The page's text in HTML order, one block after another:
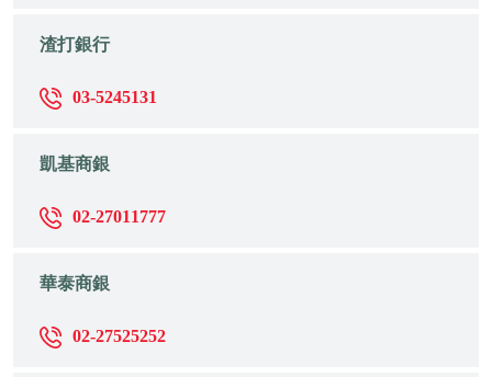
渣打銀行
03-5245131
凱基商銀
02-27011777
華泰商銀
02-27525252